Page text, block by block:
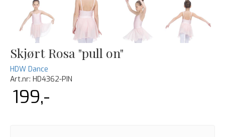
Skjørt Rosa "pull on"
HDW Dance
Art.nr: HD4362-PIN
199,-